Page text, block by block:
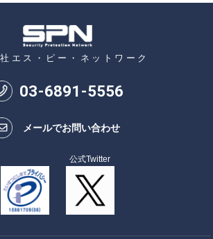
エス・ピー・ネットワーク
03-6891-5556
メールでお問い合わせ
公式Twitter